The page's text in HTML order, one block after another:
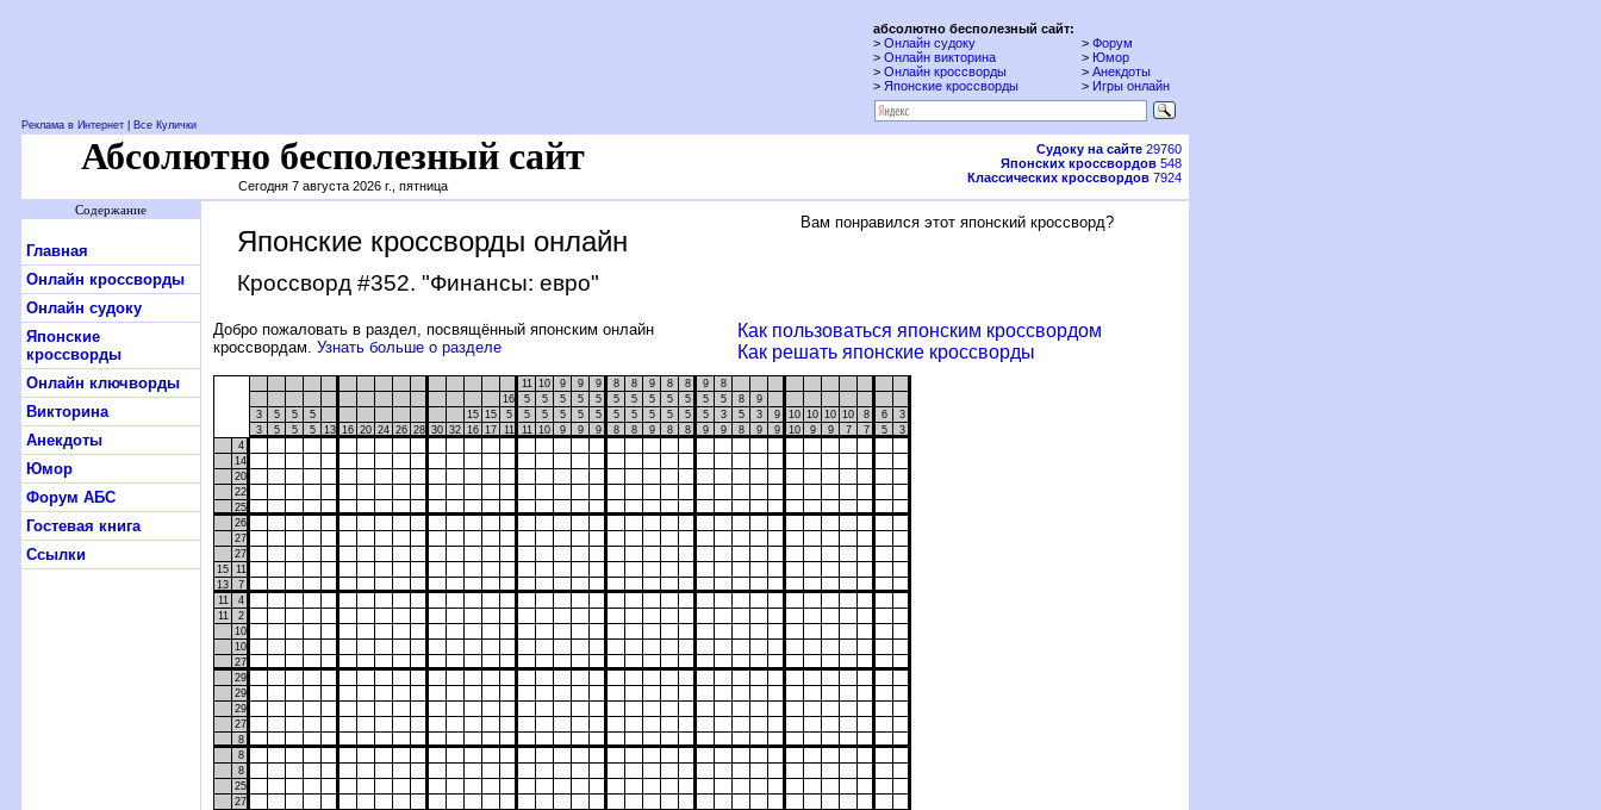
Реклама в Интернет Все Кулички
абсолютно бесполезный сайт:
> Форум
> Юмор
> Анекдоты
> Игры онлайн
> Онлайн судоку
> Онлайн викторина
> Онлайн кроссворды
> Японские кроссворды
Абсолютно бесполезный сайт Судоку на сайте 29760
Японских кроссвордов 548
Классических кроссвордов 7924
Сегодня 7 августа 2026 г., пятница
Содержание
Главная
Онлайн кроссворды
Онлайн судоку
Японские
кроссворды
Онлайн ключворды
Викторина
Анекдоты
Юмор
Форум АБС
Гостевая книга
Ссылки
Японские кроссворды онлайн
Кроссворд #352. "Финансы: евро"
Вам понравился этот японский кроссворд?
Добро пожаловать в раздел, посвящённый японским онлайн
кроссвордам. Узнать больше о разделе
Как пользоваться японским кроссвордом
Как решать японские кроссворды
11 10 9 9 9 8 8 9 8 8 9
8
16
5 5 5 5 5 5 5 5 5 5 5 5 8
9
3
5 5 5 15 15 5 5 5 5 5 5 5 5 5 5 5 5 3 5 3 9 10 10 10 10 8 6
3
3
5 5 5 13 16 20 24 26 28 30 32 16 17 11 11 10 9 9 9 8 8 9 8 8 9 9 8 9 9 10 9 9 7 7 5
3
4
14
20
22
25
26
27
27
15 11
13
7
11
4
11
2
10
10
27
29
29
29
27
8
8
8
25
27